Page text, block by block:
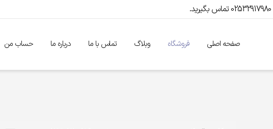
صفحه اصلی فروشگاه وبلاگ تماس با ما درباره ما حساب من